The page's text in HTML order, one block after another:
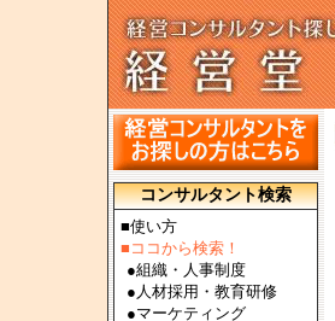
コンサルタント検索
■使い方
■ココから検索！
●組織・人事制度
● 人材採用・教育研修
●マーケティング